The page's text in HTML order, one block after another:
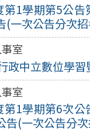
1學期第5公告
(一次公告分次
事室
政中立數位學習
事室
第1學期第6次公
告(一次公告分